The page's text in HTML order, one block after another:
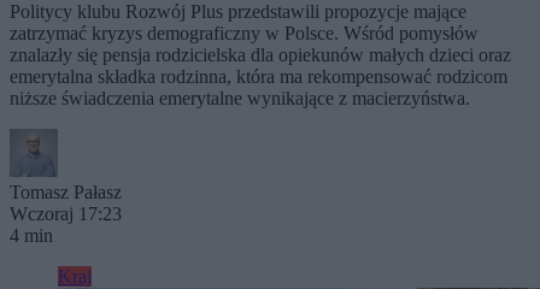
Politycy klubu Rozwój Plus przedstawili propozycje mające
zatrzymać kryzys demograficzny w Polsce. Wśród pomysłów
znalazły się pensja rodzicielska dla opiekunów małych dzieci oraz
emerytalna składka rodzinna, która ma rekompensować rodzicom
niższe świadczenia emerytalne wynikające z macierzyństwa.
Tomasz Pałasz
Wczoraj 17:23
4 min
Kraj